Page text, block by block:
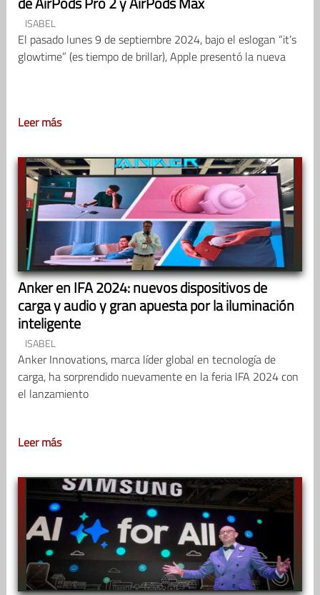
ISABEL
El pasado lunes 9 de septiembre 2024, bajo el eslogan “it’s
glowtime” (es tiempo de brillar), Apple presentó la nueva
Leer más
Anker en IFA 2024: nuevos dispositivos de
carga y audio y gran apuesta por la iluminación
inteligente
ISABEL
Anker Innovations, marca líder global en tecnología de
carga, ha sorprendido nuevamente en la feria IFA 2024 con
el lanzamiento
Leer más